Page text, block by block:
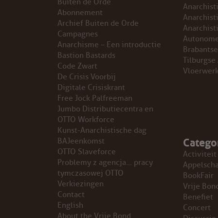
ANARCHISTISCHE GROEP A’DAM
ANARCHISTISCH COLLECTIEF ANTWERPEN
ANARCHISTISCH COLLECTIEF BRUGGE
VB AMSTERDAM
VRIJ COLLECTIEF KORTRIJK
LEUVENSE ANARCHISTISCHE GROEP
VB UTRECHT
Buiten de Orde
Abonnement
Archief Buiten de Orde
Campagnes
Anarchisme – Een introductie
Bastion Bastards
Code Zwart
De Crisis Voorbij
Digitale Crisiskrant
Free Jock Palfreeman
Jumbo Distributiecentra en
OTTO Workforce
Kunst-Anarchistische dag
BAJeenkomst
OTTO Slaveforce
Problemy z agencja… pracy
tymczasowej OTTO
Verkiezingen
Contact
English
Tilburgse
Activiteit
Appelscha
BookFair
Vrije
Benefiet
Concert